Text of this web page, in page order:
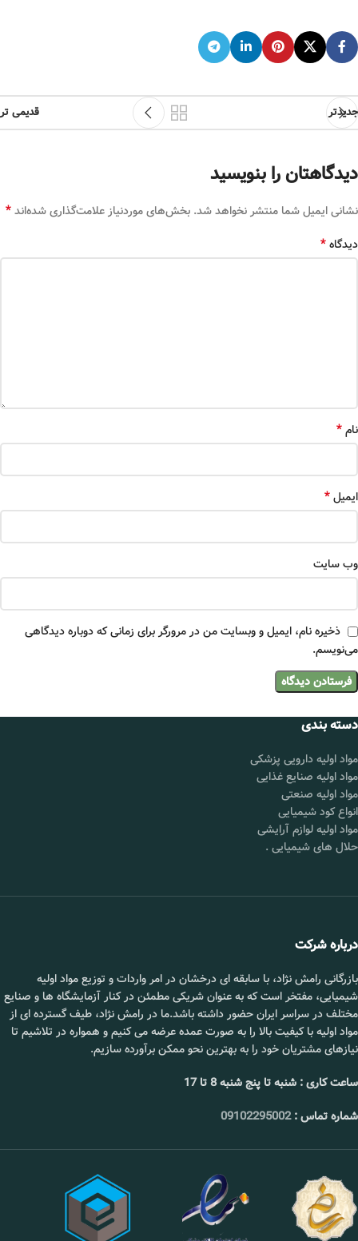
جدیدتر قدیمی تر
دیدگاهتان را بنویسید
نشانی ایمیل شما منتشر نخواهد شد. بخش‌های موردنیاز علامت‌گذاری شده‌اند*
دیدگاه*
نام*
ایمیل*
وب‌ سایت
ذخیره نام، ایمیل و وبسایت من در مرورگر برای زمانی که دوباره دیدگاهی
می‌نویسم.
دسته بندی
مواد اولیه دارویی پزشکی
مواد اولیه صنایع غذایی
مواد اولیه صنعتی
انواع کود شیمیایی
مواد اولیه لوازم آرایشی
حلال های شیمیایی .
درباره شرکت
بازرگانی رامش نژاد، با سابقه ای درخشان در امر واردات و توزیع مواد اولیه
شیمیایی، مفتخر است که به عنوان شریکی مطمئن در کنار آزمایشگاه ها و صنایع
مختلف در سراسر ایران حضور داشته باشد.ما در رامش نژاد، طیف گسترده ای از
مواد اولیه با کیفیت بالا را به صورت عمده عرضه می کنیم و همواره در تلاشیم تا
نیازهای مشتریان خود را به بهترین نحو ممکن برآورده سازیم.
ساعت کاری : شنبه تا پنج شنبه 8 تا 17
شماره تماس :09102295002